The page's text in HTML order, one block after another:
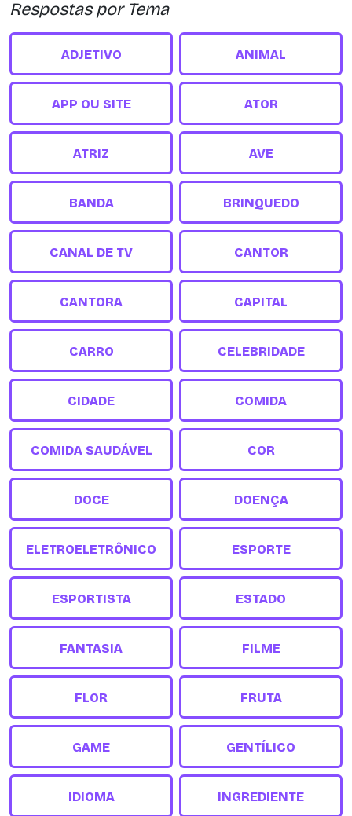
Respostas por Tema
ADJETIVO ANIMAL
APP OU SITE ATOR
ATRIZ AVE
BANDA BRINQUEDO
CANAL DE TV CANTOR
CANTORA CAPITAL
CARRO CELEBRIDADE
CIDADE COMIDA
COMIDA SAUDÁVEL COR
DOCE DOENÇA
ELETROELETRÔNICO ESPORTE
ESPORTISTA ESTADO
FANTASIA FILME
FLOR FRUTA
GAME GENTÍLICO
IDIOMA INGREDIENTE